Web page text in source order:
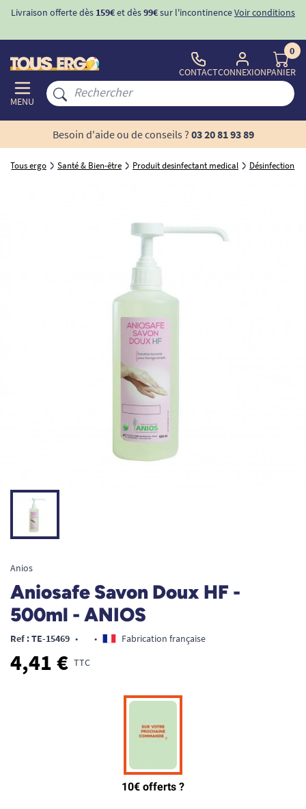
Livraison offerte dès 159€et dès99€sur l'incontinenceVoir conditions
MENU
CONTACTCONNEXION
0
PANIER
Besoin d'aide ou de conseils ? 03 20 81 93 89
Tous ergo Santé & Bien-être Produit desinfectant medical Désinfection
Anios
Aniosafe Savon Doux HF -
500ml - ANIOS
Ref : TE-15469 • • Fabrication française
4,41 € TTC